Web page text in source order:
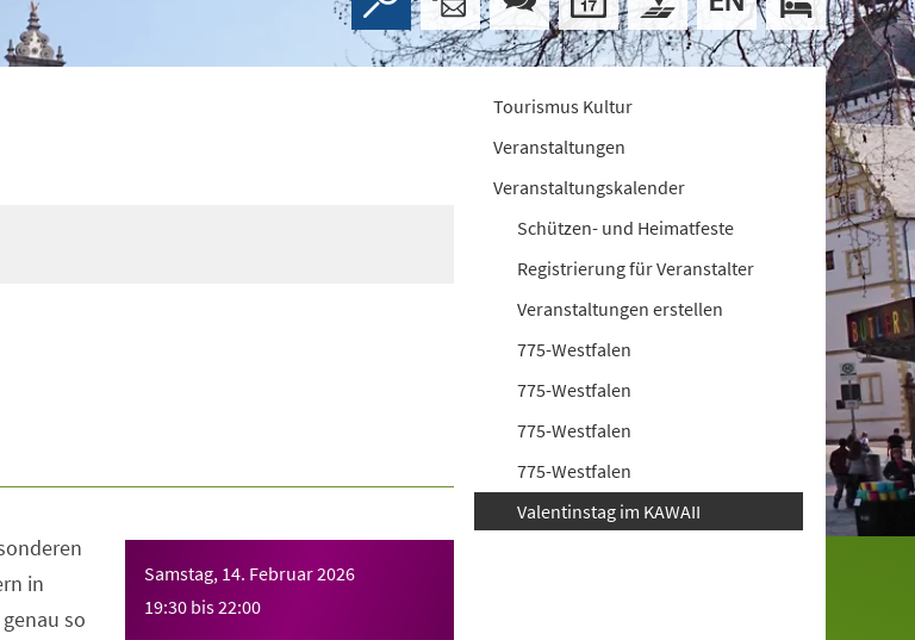
Samstag, 14. Februar 2026
19:30 bis22:00
in
so
Tourismus Kultur
Veranstaltungen
Veranstaltungskalender
Schützen- und Heimatfeste
Registrierung für Veranstalter
Veranstaltungen erstellen
775-Westfalen
775-Westfalen
775-Westfalen
775-Westfalen
Valentinstag im KAWAII